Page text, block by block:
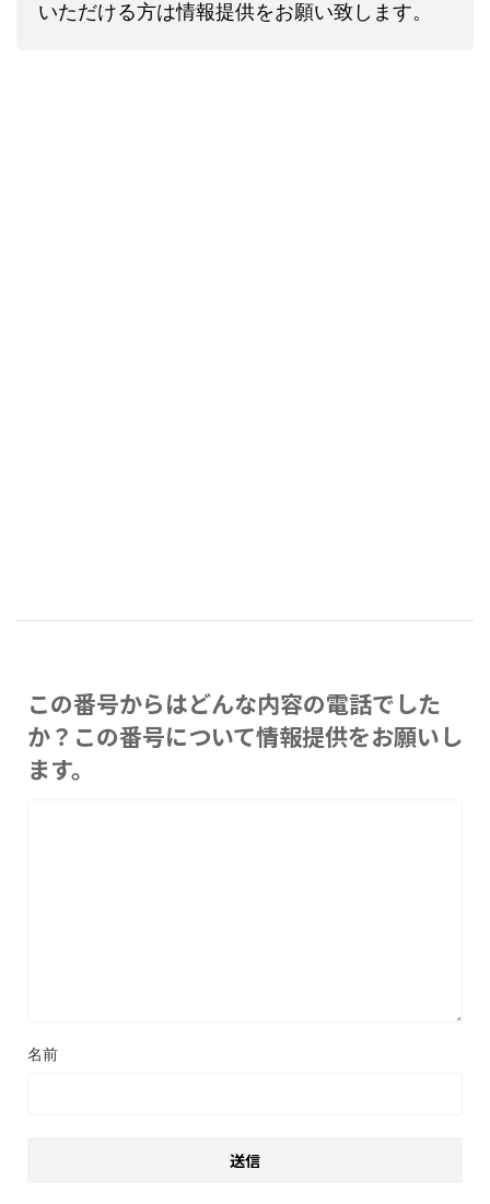
いただける方は情報提供をお願い致します。
この番号からはどんな内容の電話でした
か？この番号について情報提供をお願いし
ます。
名前